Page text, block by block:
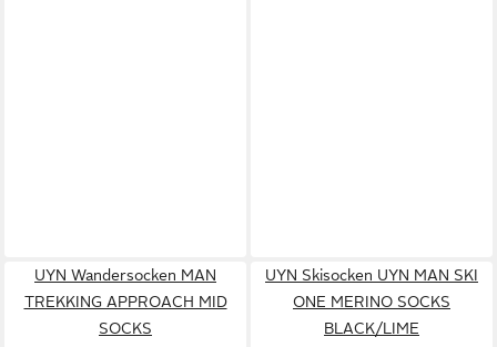
UYN Wandersocken MAN
TREKKING APPROACH MID
SOCKS
UYN Skisocken UYN MAN SKI
ONE MERINO SOCKS
BLACK/LIME